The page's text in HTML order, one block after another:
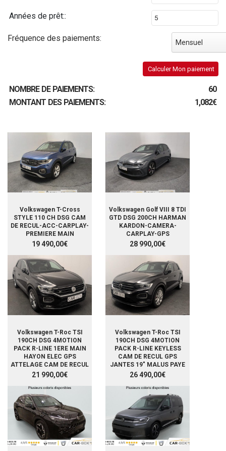
Années de prêt::
Fréquence des paiements: Mensuel
Calculer Mon paiement
NOMBRE DE PAIEMENTS:
60
MONTANT DES PAIEMENTS:
1,082€
Volkswagen T-Cross
STYLE 110 CH DSG CAM
DE RECUL-ACC-CARPLAY-
PREMIERE MAIN
19 490,00€
Volkswagen Golf VIII 8 TDI
GTD DSG 200CH HARMAN
KARDON-CAMERA-
CARPLAY-GPS
28 990,00€
Volkswagen T-Roc TSI
190CH DSG 4MOTION
PACK R-LINE 1ERE MAIN
HAYON ELEC GPS
ATTELAGE CAM DE RECUL
21 990,00€
Volkswagen T-Roc TSI
190CH DSG 4MOTION
PACK R-LINE KEYLESS
CAM DE RECUL GPS
JANTES 19" MALUS PAYE
26 490,00€